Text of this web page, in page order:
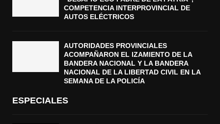
COMPETENCIA INTERPROVINCIAL DE
AUTOS ELÉCTRICOS
AUTORIDADES PROVINCIALES
ACOMPAÑARON EL IZAMIENTO DE LA
BANDERA NACIONAL Y LA BANDERA
NACIONAL DE LA LIBERTAD CIVIL EN LA
SEMANA DE LA POLICÍA
ESPECIALES